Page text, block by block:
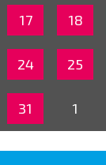
17 18
24 25
31 1